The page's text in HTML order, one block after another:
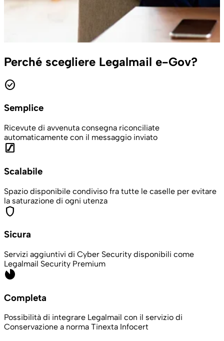
Perché scegliere Legalmail e-Gov?
check_circle
Semplice
Ricevute di avvenuta consegna riconciliate
automaticamente con il messaggio inviato
escalator
Scalabile
Spazio disponibile condiviso fra tutte le caselle per evitare
la saturazione di ogni utenza
shield
Sicura
Servizi aggiuntivi di Cyber Security disponibili come
Legalmail Security Premium
incomplete_circle
Completa
Possibilità di integrare Legalmail con il servizio di
Conservazione a norma Tinexta Infocert